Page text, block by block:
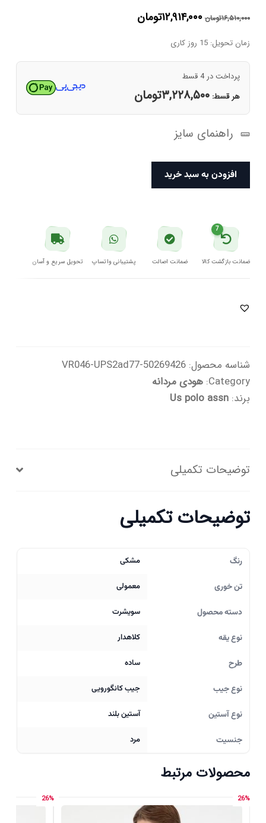
۱۶,۵۱۰,۰۰۰تومان قیمت
۱۲,۹۱۴,۰۰۰تومان
زمان تحویل: 15 روز کاری
پرداخت در 4 قسط
هر قسط:۳,۲۲۸,۵۰۰تومان
راهنمای سایز
هودی
مردانه
اس
پولو
افزودن به سبد خرید
7
ضمانت بازگشت کالا ضمانت اصالت پشتیبانی واتساپ تحویل سریع و آسان
شناسه محصول:50269426-VR046-UPS2ad77
Category: هودی مردانه
برند:Us polo assn
توضیحات تکمیلی
توضیحات تکمیلی
رنگ مشکی
تن خوری معمولی
دسته محصول سویشرت
نوع یقه کلاهدار
طرح ساده
نوع جیب جیب کانگورویی
نوع آستین آستین بلند
جنسیت مرد
محصولات مرتبط
26%
26%